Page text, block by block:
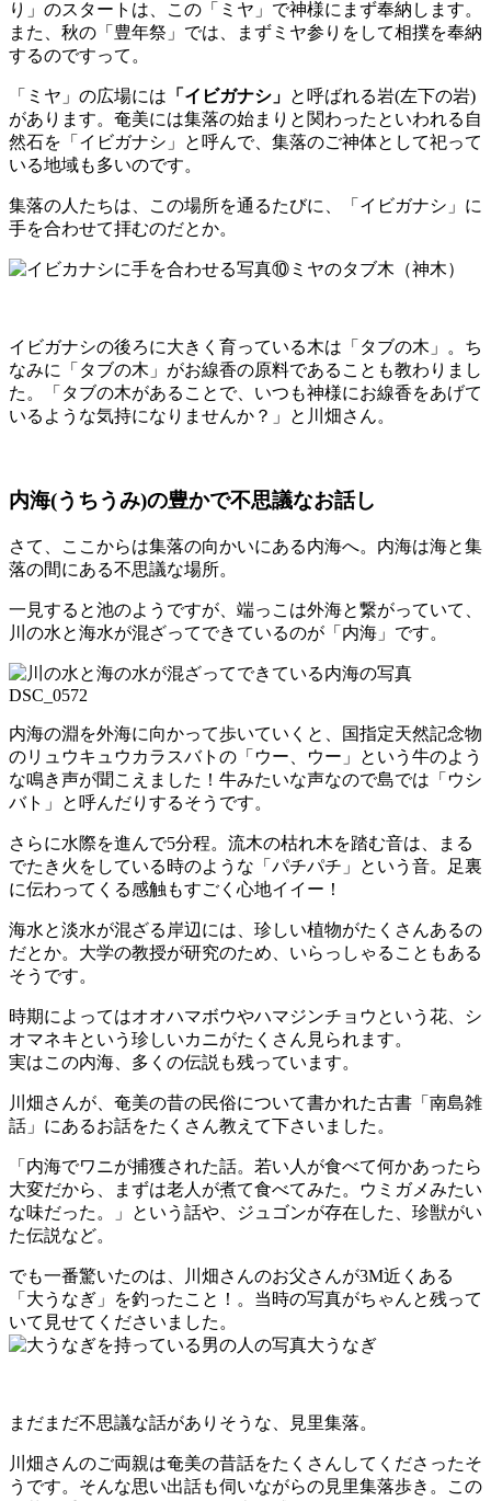
り」のスタートは、この「ミヤ」で神様にまず奉納します。
また、秋の「豊年祭」では、まずミヤ参りをして相撲を奉納
するのですって。
「ミヤ」の広場には 「イビガナシ」 と呼ばれる岩(左下の岩)
があります。奄美には集落の始まりと関わったといわれる自
然石を「イビガナシ」と呼んで、集落のご神体として祀って
いる地域も多いのです。
集落の人たちは、この場所を通るたびに、「イビガナシ」に
手を合わせて拝むのだとか。
イビガナシの後ろに大きく育っている木は「タブの木」。ち
なみに「タブの木」がお線香の原料であることも教わりまし
た。「タブの木があることで、いつも神様にお線香をあげて
いるような気持になりませんか？」と川畑さん。
内海(うちうみ)の豊かで不思議なお話し
さて、ここからは集落の向かいにある内海へ。内海は海と集
落の間にある不思議な場所。
一見すると池のようですが、端っこは外海と繋がっていて、
川の水と海水が混ざってできているのが「内海」です。
内海の淵を外海に向かって歩いていくと、国指定天然記念物
のリュウキュウカラスバトの「ウー、ウー」という牛のよう
な鳴き声が聞こえました！牛みたいな声なので島では「ウシ
バト」と呼んだりするそうです。
さらに水際を進んで5分程。流木の枯れ木を踏む音は、まる
でたき火をしている時のような「パチパチ」という音。足裏
に伝わってくる感触もすごく心地イイー！
海水と淡水が混ざる岸辺には、珍しい植物がたくさんあるの
だとか。大学の教授が研究のため、いらっしゃることもある
そうです。
時期によってはオオハマボウやハマジンチョウという花、シ
オマネキという珍しいカニがたくさん見られます。
実はこの内海、多くの伝説も残っています。
川畑さんが、奄美の昔の民俗について書かれた古書「南島雑
話」にあるお話をたくさん教えて下さいました。
「内海でワニが捕獲された話。若い人が食べて何かあったら
大変だから、まずは老人が煮て食べてみた。ウミガメみたい
な味だった。」という話や、ジュゴンが存在した、珍獣がい
た伝説など。
でも一番驚いたのは、川畑さんのお父さんが3M近くある
「大うなぎ」を釣ったこと！。当時の写真がちゃんと残って
いて見せてくださいました。
まだまだ不思議な話がありそうな、見里集落。
川畑さんのご両親は奄美の昔話をたくさんしてくださったそ
うです。そんな思い出話も伺いながらの見里集落歩き。この